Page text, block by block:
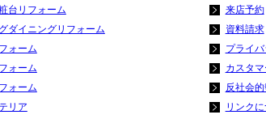
台リフォーム
ダイニングリフォーム
ォーム
ォーム
ォーム
リア
来店予約
資料請求
プライ
カスタ
反社会
リンク